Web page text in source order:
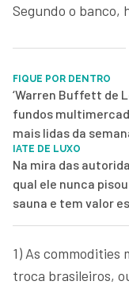
Segundo o banco,
FIQUE POR DENTRO
‘Warren Buffett de
fundos
mais lidas da
IATE DE LUXO
Na mira das
qual ele nunca
sauna e tem valor
1) As commodities
troca brasileiros,